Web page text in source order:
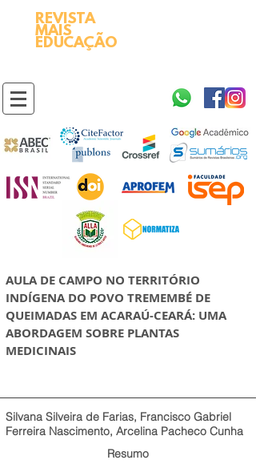
REVISTA
MAIS
EDUCAÇÃO
AULA DE CAMPO NO TERRITÓRIO
INDÍGENA DO POVO TREMEMBÉ DE
QUEIMADAS EM ACARAÚ-CEARÁ: UMA
ABORDAGEM SOBRE PLANTAS
MEDICINAIS
Silvana Silveira de Farias, Francisco Gabriel
Ferreira Nascimento, Arcelina Pacheco Cunha
Resumo